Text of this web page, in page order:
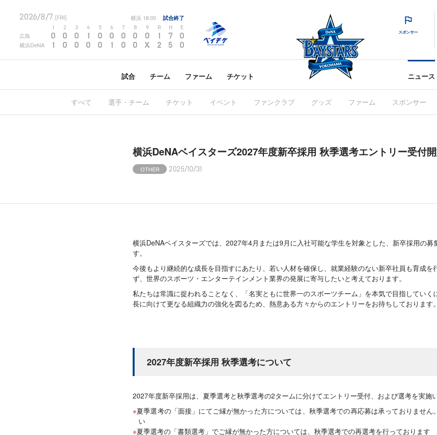
2026/8/7 [FRI] 横浜 18:00 試合終了
2 3 4 5 6 7 8 9 R H E
広島 0 0 0 1 0 0 0 0 0 1 7 0
横浜DeNA 1 0 0 0 0 1 0 0 X 2 5 0
スポンサー
試合 チーム ファーム チケット ニュース
すべて 選手・チーム チケット イベント ファンクラブ グッズ ファーム スポンサー
横浜DeNAベイスターズ2027年度新卒採用 秋季選考エントリー受付
OTHER 2025/10/31
横浜DeNAベイスターズでは、2027年4月または9月に入社可能な学生を対象とした、新卒採用の募
す。
今後もより継続的な成長を目指すにあたり、若い人材を確保し、就業経験のない新卒社員も育成を
ず、世界のスポーツ・エンターテインメント業界の発展に寄与したいと考えております。
私たちは常識に捉われることなく、「名実ともに世界一のスポーツチーム」を本気で目指していく
長に向けて更なる組織力の強化を図るため、熱意ある方々からのエントリーをお待ちしております。
2027年度新卒採用 秋季選考について
2027年度新卒採用は、夏季選考と秋季選考の2タームに分けてエントリー受付、および選考を実施
夏季選考の「面接」にてご縁が無かった方については、秋季選考での再応募は承っておりません
い
夏季選考の「書類選考」でご縁が無かった方については、秋季選考での再選考を行っております